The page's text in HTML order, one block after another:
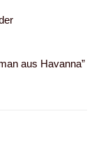
aus Havanna”